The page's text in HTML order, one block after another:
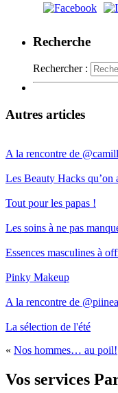
Recherche
Rechercher :
Autres articles
A la rencontre de
Les Beauty Hacks qu’on
Tout pour les papas !
Les soins à ne pas
Essences masculines à
Pinky Makeup
A la rencontre de
La sélection de l'été
« Nos hommes… au poil!
Vos services